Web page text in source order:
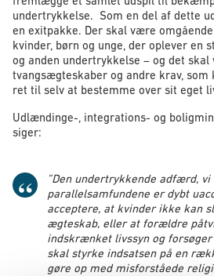
undertrykkelse. Som en del af dette
en exitpakke. Der skal være
kvinder, børn og unge, der oplever en
og anden undertrykkelse – og det
tvangsægteskaber og andre krav,
ret til selv at bestemme over sit eget
Udlændinge-, integrations- og
siger:
”Den undertrykkende adfærd, vi
parallelsamfundene er dybt
acceptere, at kvinder ikke kan
ægteskab, eller at forældre
indskrænket livssyn og
skal styrke indsatsen på en
gøre op med misforståede